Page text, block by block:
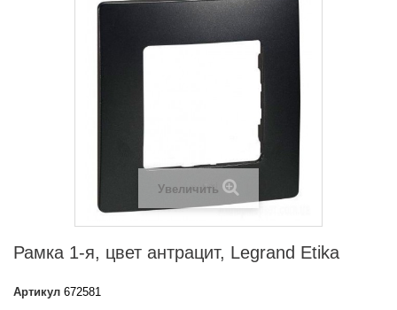
Увеличить
Рамка 1-я, цвет антрацит, Legrand Etika
Артикул 672581